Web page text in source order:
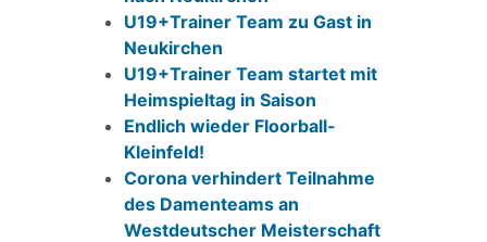
U19+Trainer Team zu Gast in
Neukirchen
U19+Trainer Team startet mit
Heimspieltag in Saison
Endlich wieder Floorball-
Kleinfeld!
Corona verhindert Teilnahme
des Damenteams an
Westdeutscher Meisterschaft